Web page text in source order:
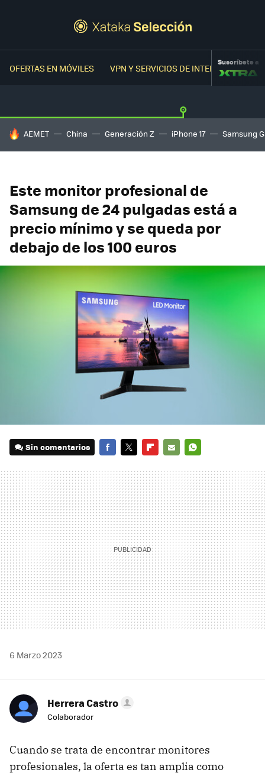
OFERTAS EN MÓVILES VPN Y SERVICIOS DE INTERNETSuscríbete a
HOY SE HABLA DE
AEMET China Generación Z iPhone 17 Samsung
Este monitor profesional de
Samsung de 24 pulgadas está a
precio mínimo y se queda por
debajo de los 100 euros
Sin comentarios
MAIL
6 Marzo 2023
Herrera Castro
Colaborador
Cuando se trata de encontrar monitores
profesionales, la oferta es tan amplia como